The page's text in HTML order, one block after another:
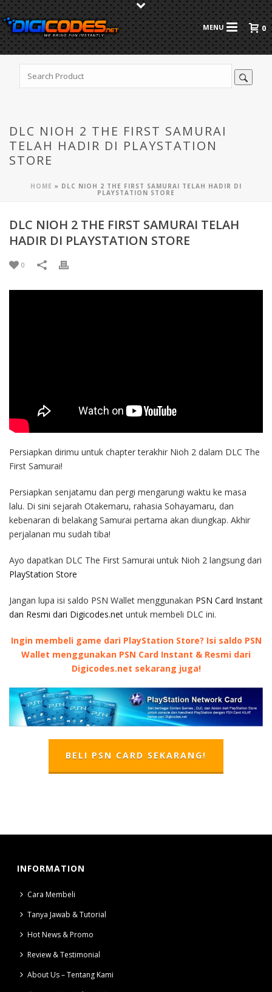
0
DLC NIOH 2 THE FIRST SAMURAI
TELAH HADIR DI PLAYSTATION
STORE
HOME » DLC NIOH 2 THE FIRST SAMURAI TELAH HADIR DI
PLAYSTATION STORE
DLC NIOH 2 THE FIRST SAMURAI TELAH
HADIR DI PLAYSTATION STORE
0
Persiapkan dirimu untuk chapter terakhir Nioh 2 dalam DLC The
First Samurai!
Persiapkan senjatamu dan pergi mengarungi waktu ke masa
lalu. Di sini sejarah Otakemaru, rahasia Sohayamaru, dan
kebenaran di belakang Samurai pertama akan diungkap. Akhir
perjalanan mu sudah tiba!
Ayo dapatkan DLC The First Samurai untuk Nioh 2 langsung dari
PlayStation Store
Jangan lupa isi saldo PSN Wallet menggunakan PSN Card Instant
dan Resmi dari Digicodes.net untuk membeli DLC ini.
Ingin membeli game dari PlayStation Store? Isi saldo PSN
Wallet menggunakan PSN Card Instant & Resmi dari
Digicodes.net sekarang juga!
BELI PSN CARD SEKARANG!
INFORMATION
Cara Membeli
Tanya Jawab & Tutorial
Hot News & Promo
Review & Testimonial
About Us – Tentang Kami